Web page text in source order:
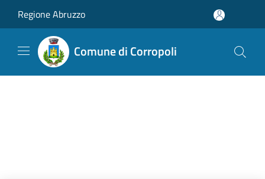
Regione Abruzzo
Comune di Corropoli